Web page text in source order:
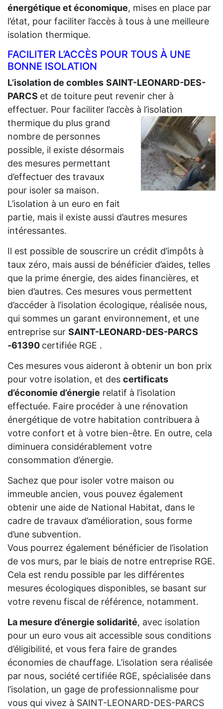
énergétique et économique, mises en place par
l’état, pour faciliter l’accès à tous à une meilleure
isolation thermique.
FACILITER L’ACCÈS POUR TOUS À UNE
BONNE ISOLATION
L’isolation de combles SAINT-LEONARD-DES-
PARCS et de toiture peut revenir cher à
effectuer. Pour faciliter l’accès à l’isolation
thermique du plus grand
nombre de personnes
possible, il existe désormais
des mesures permettant
d’effectuer des travaux
pour isoler sa maison.
L’isolation à un euro en fait
partie, mais il existe aussi d’autres mesures
intéressantes.
Il est possible de souscrire un crédit d’impôts à
taux zéro, mais aussi de bénéficier d’aides, telles
que la prime énergie, des aides financières, et
bien d’autres. Ces mesures vous permettent
d’accéder à l’isolation écologique, réalisée nous,
qui sommes un garant environnement, et une
entreprise sur SAINT-LEONARD-DES-PARCS
-61390 certifiée RGE .
Ces mesures vous aideront à obtenir un bon prix
pour votre isolation, et des certificats
d’économie d’énergie relatif à l’isolation
effectuée. Faire procéder à une rénovation
énergétique de votre habitation contribuera à
votre confort et à votre bien-être. En outre, cela
diminuera considérablement votre
consommation d’énergie.
Sachez que pour isoler votre maison ou
immeuble ancien, vous pouvez également
obtenir une aide de National Habitat, dans le
cadre de travaux d’amélioration, sous forme
d’une subvention.
Vous pourrez également bénéficier de l’isolation
de vos murs, par le biais de notre entreprise RGE.
Cela est rendu possible par les différentes
mesures écologiques disponibles, se basant sur
votre revenu fiscal de référence, notamment.
La mesure d’énergie solidarité, avec isolation
pour un euro vous ait accessible sous conditions
d’éligibilité, et vous fera faire de grandes
économies de chauffage. L’isolation sera réalisée
par nous, société certifiée RGE, spécialisée dans
l’isolation, un gage de professionnalisme pour
vous qui vivez à SAINT-LEONARD-DES-PARCS